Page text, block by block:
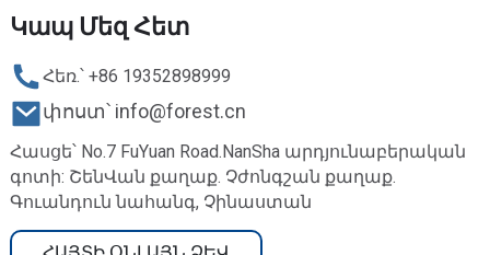
Կապ Մեզ Հետ
Հեռ.՝ +86 19352898999
փոստ՝ info@forest.cn
Հասցե՝ No.7 FuYuan Road.NanSha արդյունաբերական
գոտի: ՇենՎան քաղաք. Չժոնգշան քաղաք.
Գուանդուն նահանգ, Չինաստան